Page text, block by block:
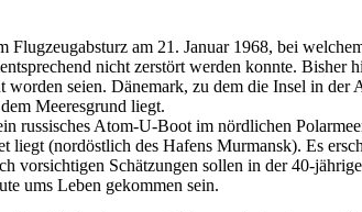
Flugzeugabsturz am 21. Januar 1968, bei
nicht zerstört werden konnte. Bisher
worden seien. Dänemark, zu dem die Insel in
Meeresgrund liegt.
russisches Atom-U-Boot im nördlichen
liegt (nordöstlich des Hafens Murmansk). Es
vorsichtigen Schätzungen sollen in der 40-
ums Leben gekommen sein.